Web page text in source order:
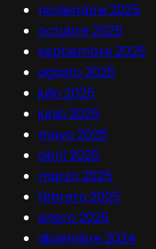
noviembre 2025
octubre 2025
septiembre 2025
agosto 2025
julio 2025
junio 2025
mayo 2025
abril 2025
marzo 2025
febrero 2025
enero 2025
diciembre 2024